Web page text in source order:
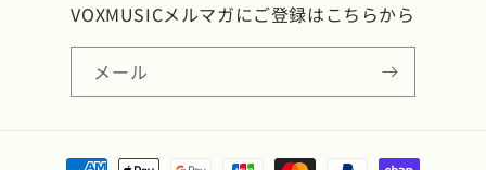
VOXMUSICメルマガにご登録はこちらから
メール